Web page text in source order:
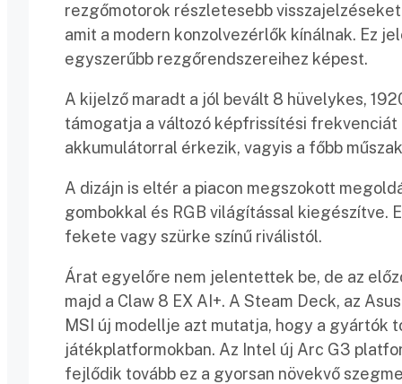
rezgőmotorok részletesebb
amit a modern konzolvezérlők kínálnak. Ez
egyszerűbb rezgőrendszereihez képest.
A kijelző maradt a jól bevált 8 hüvelykes,
támogatja a változó képfrissítési frekvenciát
akkumulátorral érkezik, vagyis a főbb
A dizájn is eltér a piacon megszokott
gombokkal és RGB világítással kiegészítve.
fekete vagy szürke színű riválistól.
Árat egyelőre nem jelentettek be, de az
majd a Claw 8 EX AI+. A Steam Deck, az
MSI új modellje azt mutatja, hogy a gyártók
játékplatformokban. Az Intel új Arc G3
fejlődik tovább ez a gyorsan növekvő